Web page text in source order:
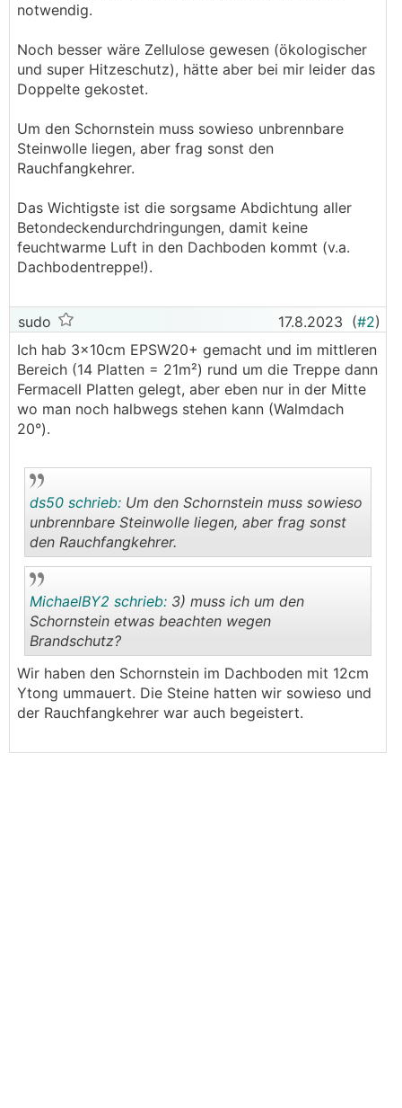
notwendig.
Noch besser wäre Zellulose gewesen (ökologischer
und super Hitzeschutz), hätte aber bei mir leider das
Doppelte gekostet.
Um den Schornstein muss sowieso unbrennbare
Steinwolle liegen, aber frag sonst den
Rauchfangkehrer.
Das Wichtigste ist die sorgsame Abdichtung aller
Betondeckendurchdringungen, damit keine
feuchtwarme Luft in den Dachboden kommt (v.a.
Dachbodentreppe!).
sudo 17.8.2023 (#2)
Ich hab 3x10cm EPSW20+ gemacht und im mittleren
Bereich (14 Platten = 21m²) rund um die Treppe dann
Fermacell Platten gelegt, aber eben nur in der Mitte
wo man noch halbwegs stehen kann (Walmdach
20°).
ds50 schrieb: Um den Schornstein muss sowieso
unbrennbare Steinwolle liegen, aber frag sonst
den Rauchfangkehrer.
..
MichaelBY2 schrieb: 3) muss ich um den
Schornstein etwas beachten wegen
Brandschutz?
Wir haben den Schornstein im Dachboden mit 12cm
Ytong ummauert. Die Steine hatten wir sowieso und
der Rauchfangkehrer war auch begeistert.